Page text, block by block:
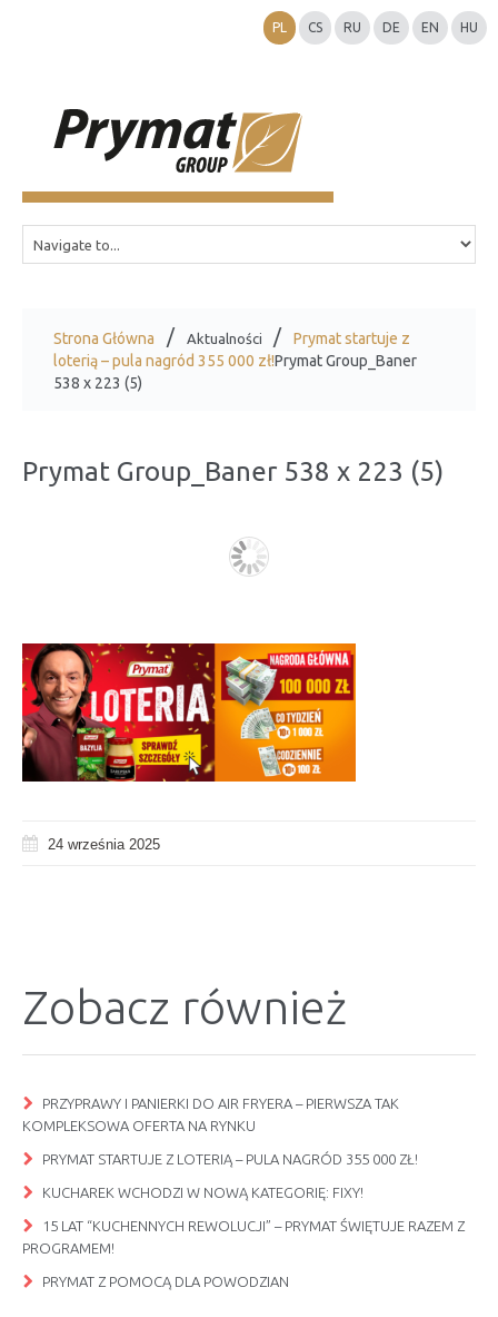
PL CS RU DE EN HU
Strona Główna Aktualności
Prymat startuje z
loterią – pula nagród 355 000 zł!Prymat Group_Baner
538 x 223 (5)
Prymat Group_Baner 538 x 223 (5)
24 września 2025
Zobacz również
PRZYPRAWY I PANIERKI DO AIR FRYERA – PIERWSZA TAK
KOMPLEKSOWA OFERTA NA RYNKU
PRYMAT STARTUJE Z LOTERIĄ – PULA NAGRÓD 355 000 ZŁ!
KUCHAREK WCHODZI W NOWĄ KATEGORIĘ: FIXY!
15 LAT “KUCHENNYCH REWOLUCJI” – PRYMAT ŚWIĘTUJE RAZEM Z
PROGRAMEM!
PRYMAT Z POMOCĄ DLA POWODZIAN